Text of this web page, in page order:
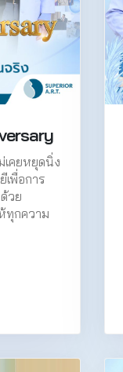
เคยหยุดนิ่ง
เพื่อการ
วย
ทุกความ